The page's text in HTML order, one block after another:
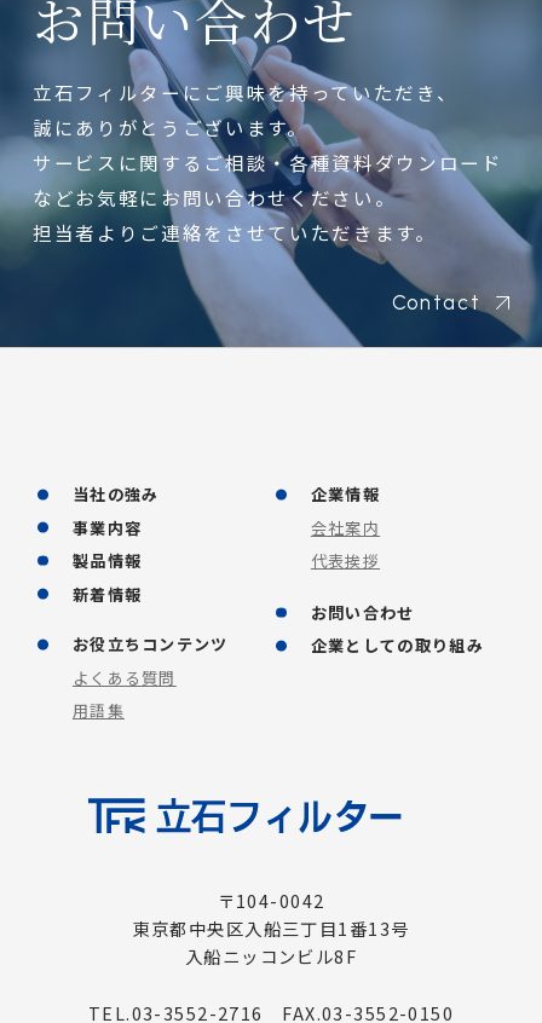
お問い合わせ
Contact
立石フィルターにご興味を持っていただき、
誠にありがとうございます。
サービスに関するご相談・各種資料ダウンロード
などお気軽にお問い合わせください。
担当者よりご連絡をさせていただきます。
〒104-0042
東京都中央区入船三丁目1番13号
入船ニッコンビル8F
TEL.03-3552-2716 FAX.03-3552-0150
当社の強み
事業内容
製品情報
新着情報
企業情報
会社案内
代表挨拶
お役立ちコンテンツ
よくある質問
用語集
お問い合わせ
企業としての取り組み